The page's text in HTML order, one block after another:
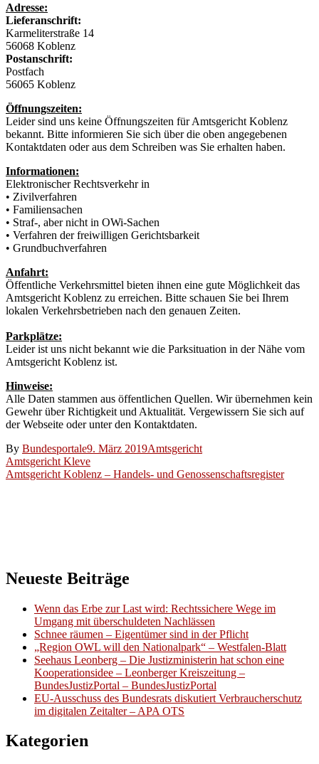
Adresse:
Lieferanschrift:
Karmeliterstraße 14
56068 Koblenz
Postanschrift:
Postfach
56065 Koblenz
Öffnungszeiten:
Leider sind uns keine Öffnungszeiten für Amtsgericht Koblenz
bekannt. Bitte informieren Sie sich über die oben angegebenen
Kontaktdaten oder aus dem Schreiben was Sie erhalten haben.
Informationen:
Elektronischer Rechtsverkehr in
• Zivilverfahren
• Familiensachen
• Straf-, aber nicht in OWi-Sachen
• Verfahren der freiwilligen Gerichtsbarkeit
• Grundbuchverfahren
Anfahrt:
Öffentliche Verkehrsmittel bieten ihnen eine gute Möglichkeit das
Amtsgericht Koblenz zu erreichen. Bitte schauen Sie bei Ihrem
lokalen Verkehrsbetrieben nach den genauen Zeiten.
Parkplätze:
Leider ist uns nicht bekannt wie die Parksituation in der Nähe vom
Amtsgericht Koblenz ist.
Hinweise:
Alle Daten stammen aus öffentlichen Quellen. Wir übernehmen kein
Gewehr über Richtigkeit und Aktualität. Vergewissern Sie sich auf
der Webseite oder unter den Kontaktdaten.
By Bundesportale9. März 2019Amtsgericht
Beitragsnavigation
Amtsgericht Kleve
Amtsgericht Koblenz – Handels- und Genossenschaftsregister
Neueste Beiträge
Wenn das Erbe zur Last wird: Rechtssichere Wege im
Umgang mit überschuldeten Nachlässen
Schnee räumen – Eigentümer sind in der Pflicht
„Region OWL will den Nationalpark“ – Westfalen-Blatt
Seehaus Leonberg – Die Justizministerin hat schon eine
Kooperationsidee – Leonberger Kreiszeitung –
BundesJustizPortal – BundesJustizPortal
EU-Ausschuss des Bundesrats diskutiert Verbraucherschutz
im digitalen Zeitalter – APA OTS
Kategorien